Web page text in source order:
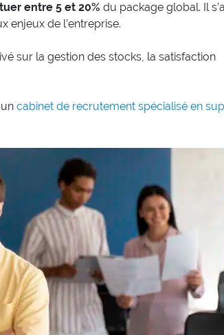
entre 5 et 20% du package global. Il
enjeux de l’entreprise.
sur la gestion des stocks, la satisfaction
cabinet de recrutement spécialisé en